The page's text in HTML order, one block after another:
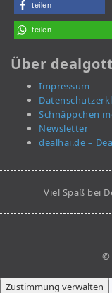
teilen
teilen
Über
Impressum
Schnäppchen
Newsletter
dealhai.de –
Viel Spaß bei
©
Zustimmung verwalten